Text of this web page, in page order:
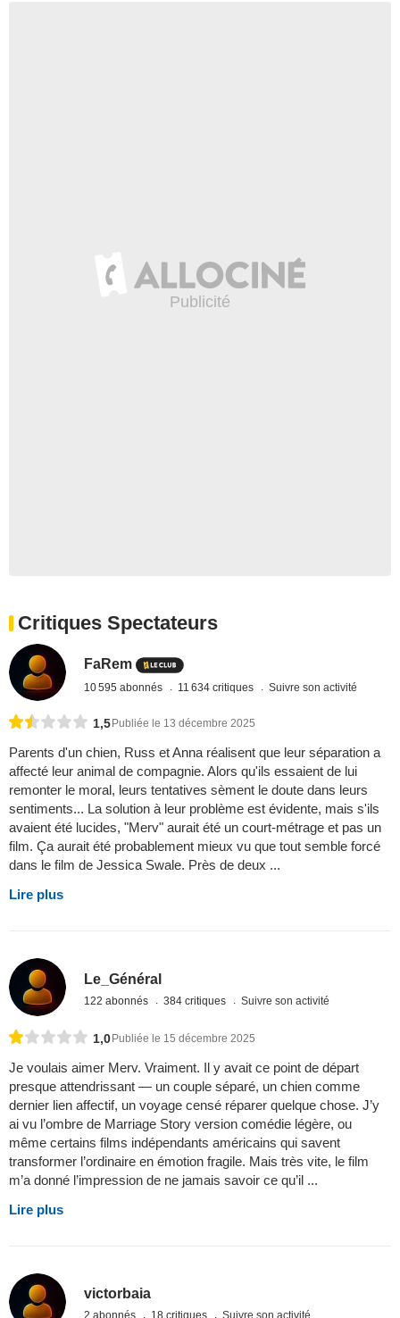
Critiques Spectateurs
FaRem
10 595 abonnés 11 634 critiques Suivre son activité
1,5 Publiée le 13 décembre 2025
Parents d'un chien, Russ et Anna réalisent que leur séparation a
affecté leur animal de compagnie. Alors qu'ils essaient de lui
remonter le moral, leurs tentatives sèment le doute dans leurs
sentiments... La solution à leur problème est évidente, mais s'ils
avaient été lucides, "Merv" aurait été un court-métrage et pas un
film. Ça aurait été probablement mieux vu que tout semble forcé
dans le film de Jessica Swale. Près de deux ...
Lire plus
Le_Général
122 abonnés 384 critiques Suivre son activité
1,0Publiée le 15 décembre 2025
Je voulais aimer Merv. Vraiment. Il y avait ce point de départ
presque attendrissant — un couple séparé, un chien comme
dernier lien affectif, un voyage censé réparer quelque chose. J’y
ai vu l’ombre de Marriage Story version comédie légère, ou
même certains films indépendants américains qui savent
transformer l’ordinaire en émotion fragile. Mais très vite, le film
m’a donné l’impression de ne jamais savoir ce qu’il ...
Lire plus
victorbaia
2 abonnés 18 critiques Suivre son activité